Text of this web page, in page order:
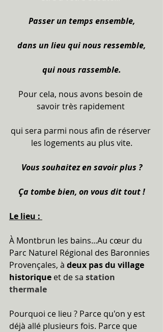
Passer un temps ensemble,
dans un lieu qui nous ressemble,
qui nous rassemble.
Pour cela, nous avons besoin de
savoir très rapidement
qui sera parmi nous afin de réserver
les logements au plus vite.
Vous souhaitez en savoir plus ?
Ça tombe bien, on vous dit tout !
Le lieu :
À Montbrun les bains...Au cœur du
Parc Naturel Régional des Baronnies
Provençales, à deux pas du village
historique et de sa station
thermale
Pourquoi ce lieu ? Parce qu'on y est
déjà allé plusieurs fois. Parce que